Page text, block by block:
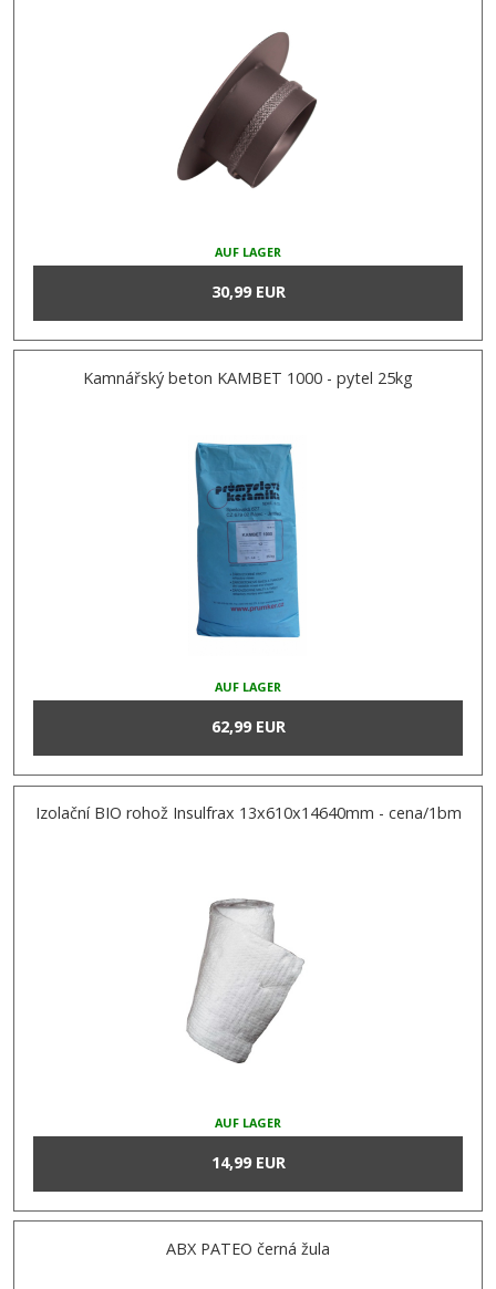
AUF LAGER
30,99 EUR
Kamnářský beton KAMBET 1000 - pytel 25kg
AUF LAGER
62,99 EUR
Izolační BIO rohož Insulfrax 13x610x14640mm - cena/1bm
AUF LAGER
14,99 EUR
ABX PATEO černá žula